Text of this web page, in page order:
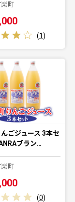
町
(1)
ごジュース 3本セ
ブラン…
町
(0)